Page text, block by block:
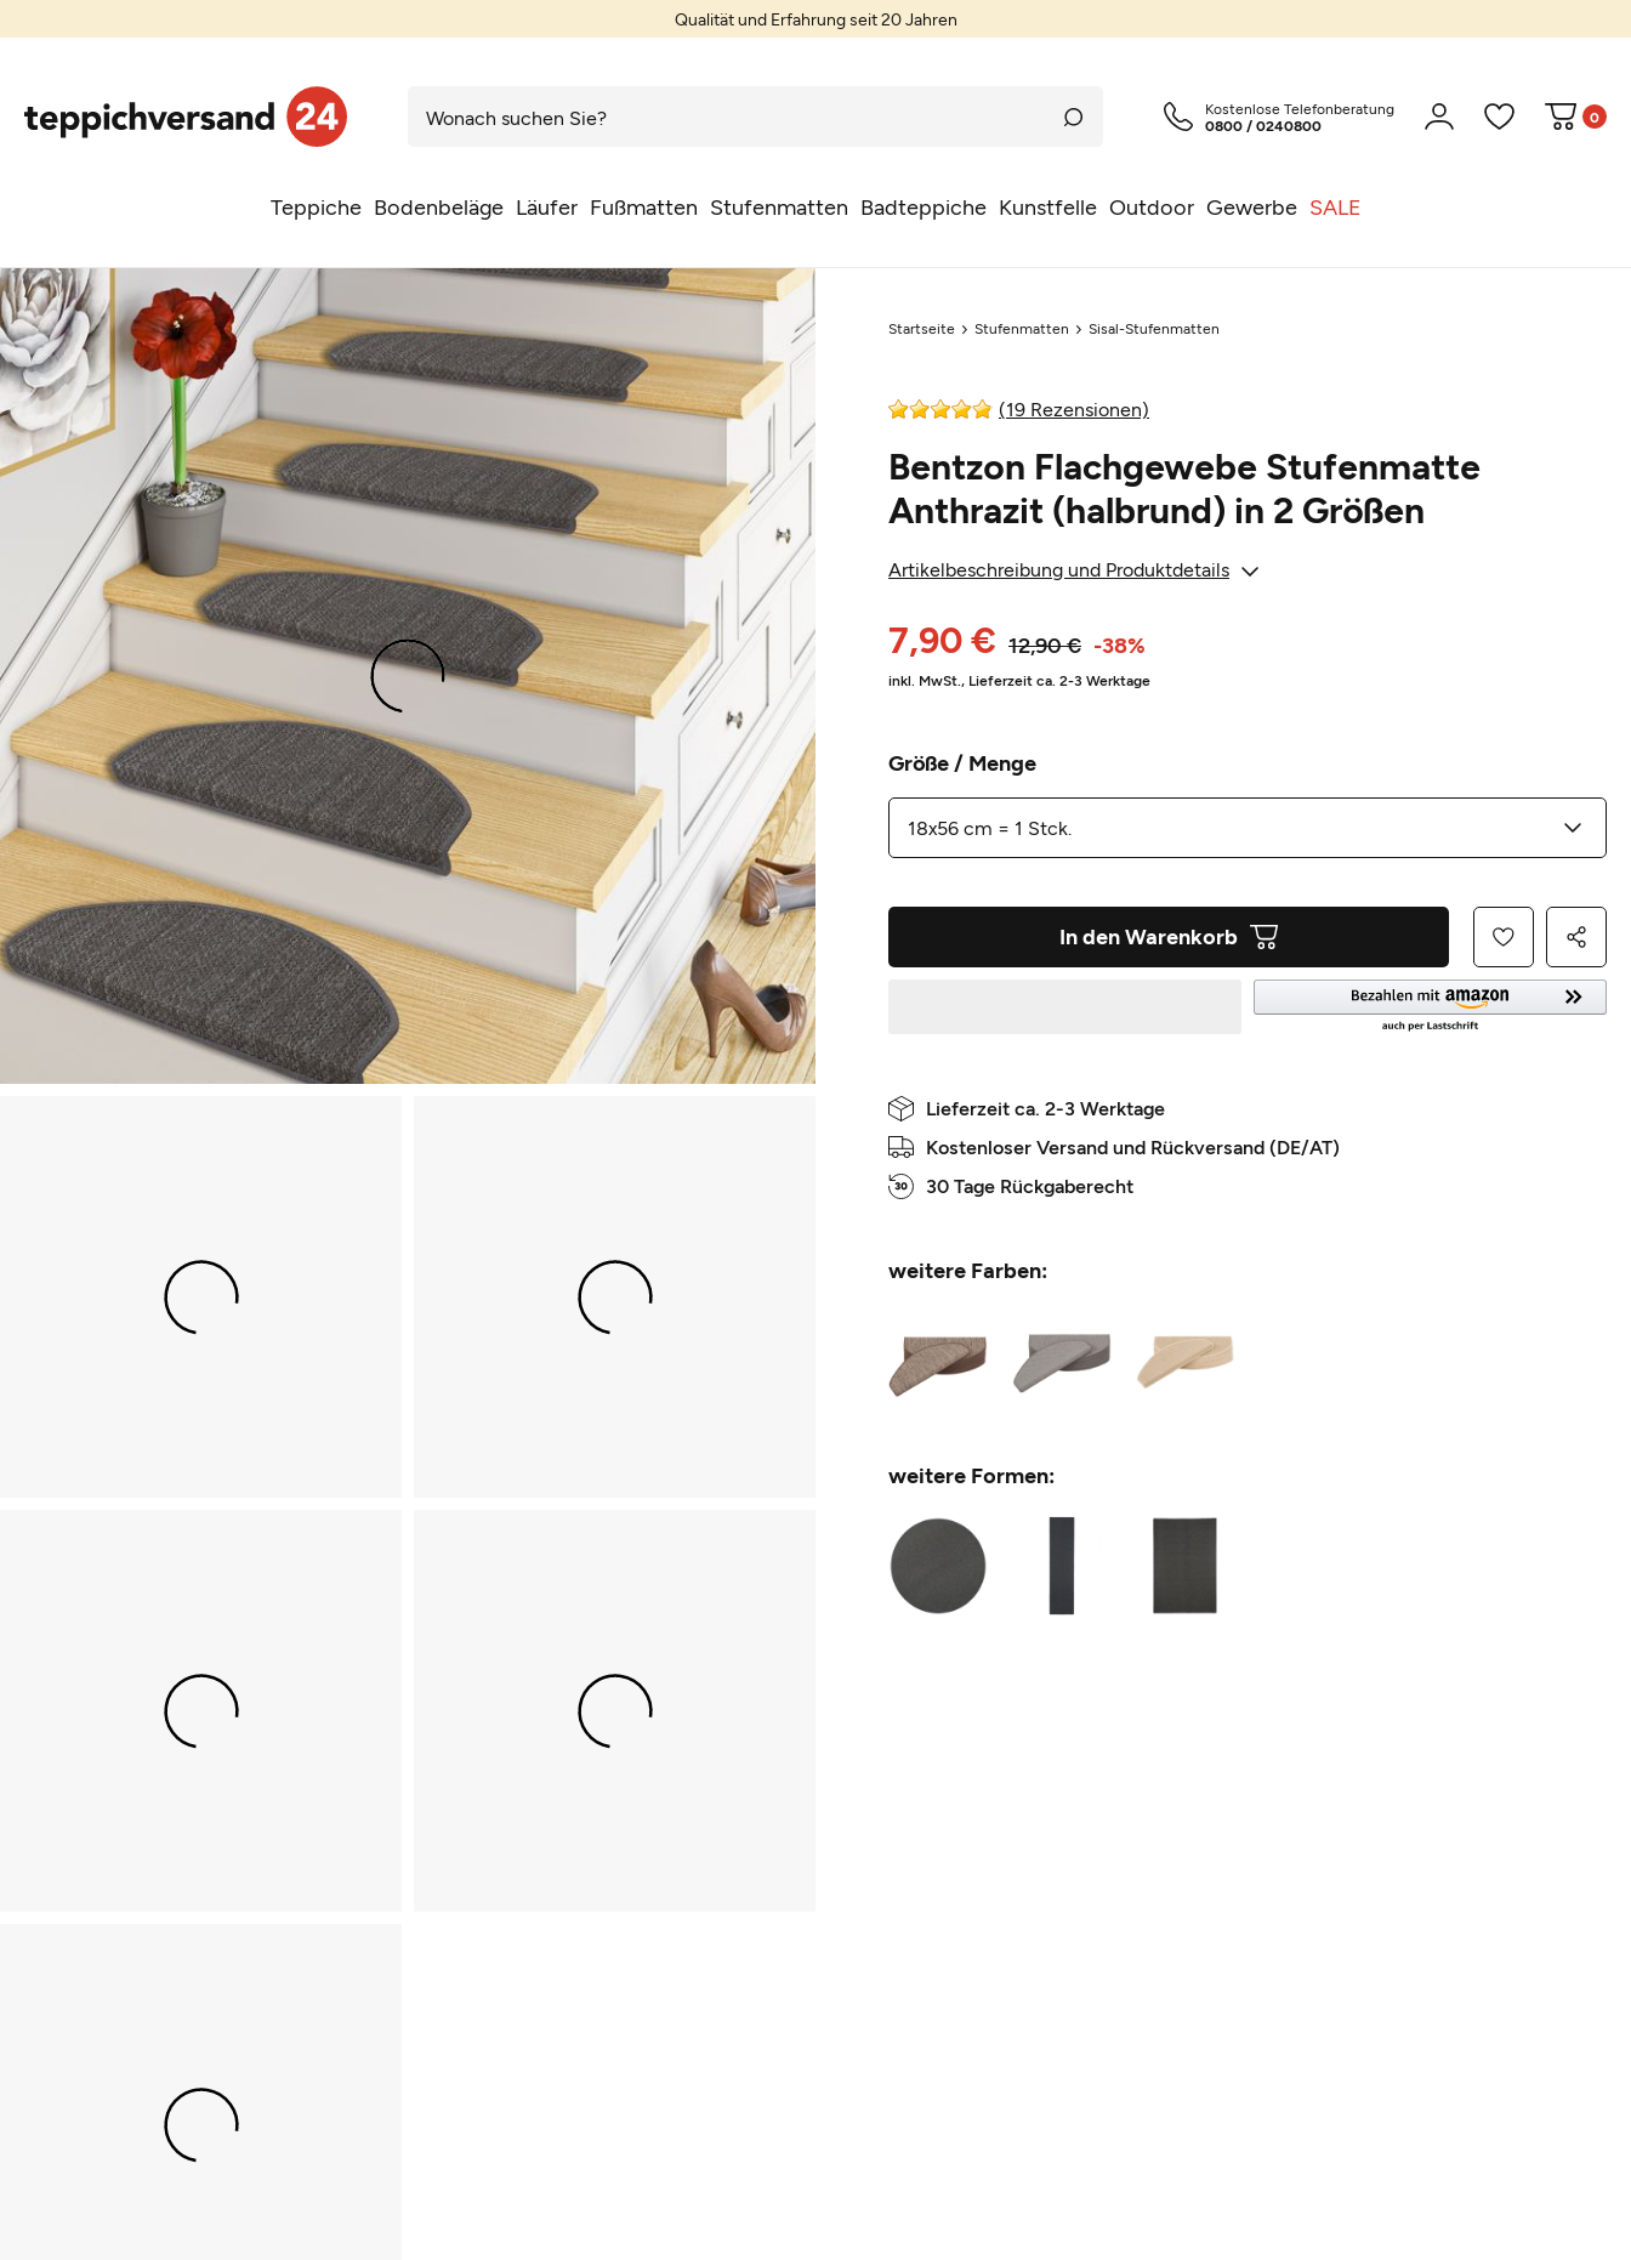
Qualität und Erfahrung seit 20 Jahren
Teppiche Bodenbeläge Läufer Fußmatten Stufenmatten Badteppiche Kunstfelle Outdoor Gewerbe SALE
Kostenlose Telefonberatung
0800 / 0240800
0
Startseite Stufenmatten Sisal-Stufenmatten
(19 Rezensionen)
Bentzon Flachgewebe Stufenmatte
Anthrazit (halbrund) in 2 Größen
Artikelbeschreibung und Produktdetails
7,90 € 12,90 € -38%
inkl. MwSt., Lieferzeit ca. 2-3 Werktage
Größe / Menge
In den Warenkorb
Lieferzeit ca. 2-3 Werktage
Kostenloser Versand und Rückversand (DE/AT)
30 Tage Rückgaberecht
weitere Farben:
weitere Formen: